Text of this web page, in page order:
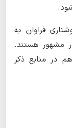
فراوان به
مشهور هستند.
در منابع ذکر